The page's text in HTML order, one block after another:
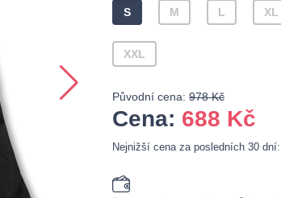
S M L XL
XXL
Původní cena: 978 Kč
Cena: 688 Kč
Nejnižší cena za posledních 30